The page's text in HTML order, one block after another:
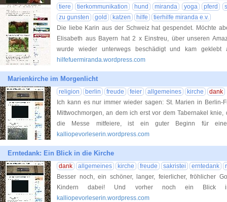
tiere
tierkommunikation hund miranda yoga pferd
zu gunsten
gold katzen hilfe
tierhilfe miranda e.v.
Die liebe Karin aus der Schweiz hat gespendet. Möchte
Elisabeth aus Bayern hat 2 x Einstreu, über unseren
wurde wieder unterwegs beschädigt und kam
hilfefuermiranda.wordpress.com
Marienkirche im Morgenlicht
religion berlin freude feier allgemeines kirche
dank
Ich kann es nur immer wieder sagen: St. Marien in Berlin-
Mittwochmorgen, an dem ich erst vor dem Tabernakel
die Messe mitfeiere, ist ein guter Beginn für
kalliopevorleserin.wordpress.com
Erntedank: Ein Blick in die Kirche
dank allgemeines kirche freude sakristei erntedank
Besser noch, ein schöner, langer, feierlicher, fröhlicher
Kindern dabei! Und vorher noch ein Blick
kalliopevorleserin.wordpress.com